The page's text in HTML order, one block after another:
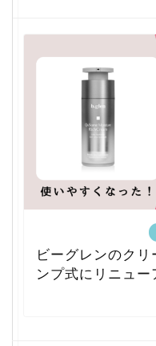
ビーグレンのク
ンプ式にリニュー